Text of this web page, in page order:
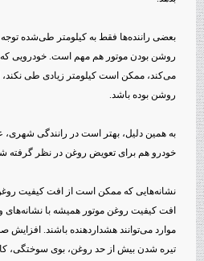
بعضی راننده‌ها فقط به کیلومتر طی‌شده
روشن بودن موتور هم مهم است. خودرویی که
می‌کند، ممکن است کیلومتر زیادی طی نکند،
روشن بوده باشد.
به همین دلیل، بهتر است در رانندگی شهری،
خودرو هم برای تعویض روغن در نظر گرفته
نشانه‌هایی که ممکن است از افت کیفیت
افت کیفیت روغن موتور همیشه با
موارد می‌توانند هشداردهنده باشند. افزایش
تیره شدن بیش از حد روغن، بوی